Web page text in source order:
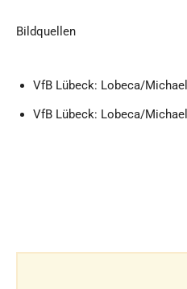
Bildquellen
VfB Lübeck: Lobeca/
VfB Lübeck: Lobeca/